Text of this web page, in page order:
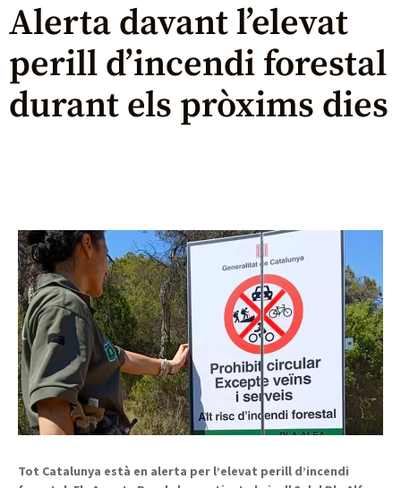
Alerta davant l’elevat
perill d’incendi forestal
durant els pròxims dies
Tot Catalunya està en alerta per l’elevat perill d’incendi